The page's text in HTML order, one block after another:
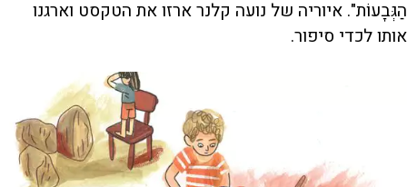
הַגְּבָעוֹת". איוריה של נועה קלנר ארזו את הטקסט וארגנו
אותו לכדי סיפור.